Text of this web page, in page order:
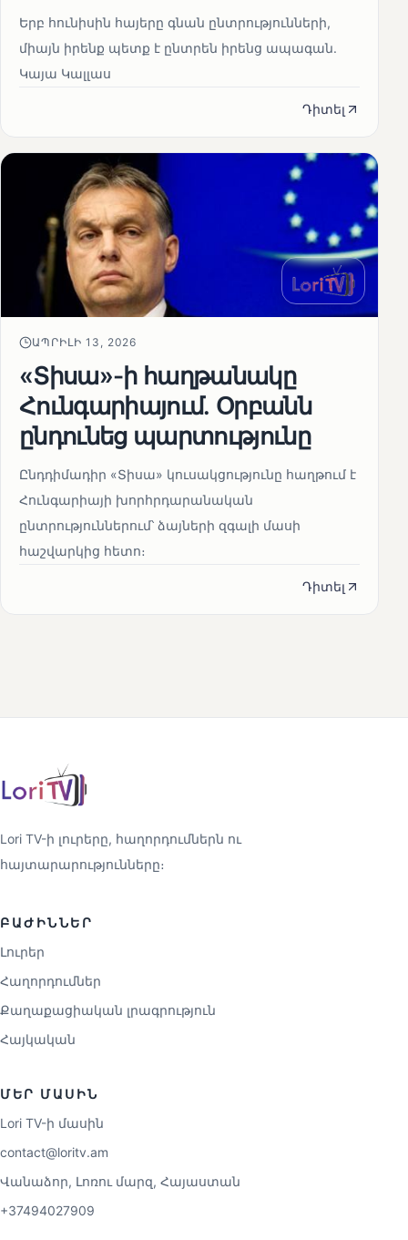
Երբ հունիսին հայերը գնան ընտրությունների,
միայն իրենք պետք է ընտրեն իրենց ապագան.
Կայա Կալլաս
Դիտել
ԱՊՐԻԼԻ 13, 2026
«Տիսա»-ի հաղթանակը
Հունգարիայում․ Օրբանն
ընդունեց պարտությունը
Ընդդիմադիր «Տիսա» կուսակցությունը հաղթում է
Հունգարիայի խորհրդարանական
ընտրություններում՝ ձայների զգալի մասի
հաշվարկից հետո։
Դիտել
Lori TV-ի լուրերը, հաղորդումներն ու
հայտարարությունները։
ԲԱԺԻՆՆԵՐ
Լուրեր
Հաղորդումներ
Քաղաքացիական լրագրություն
Հայկական
ՄԵՐ ՄԱՍԻՆ
Lori TV-ի մասին
contact@loritv.am
Վանաձոր, Լոռու մարզ, Հայաստան
+37494027909